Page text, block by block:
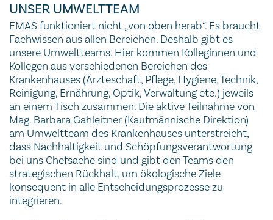
UNSER UMWELTTEAM
EMAS funktioniert nicht „von oben herab“. Es braucht
Fachwissen aus allen Bereichen. Deshalb gibt es
unsere Umweltteams. Hier kommen Kolleginnen und
Kollegen aus verschiedenen Bereichen des
Krankenhauses (Ärzteschaft, Pflege, Hygiene, Technik,
Reinigung, Ernährung, Optik, Verwaltung etc.) jeweils
an einem Tisch zusammen. Die aktive Teilnahme von
Mag. Barbara Gahleitner (Kaufmännische Direktion)
am Umweltteam des Krankenhauses unterstreicht,
dass Nachhaltigkeit und Schöpfungsverantwortung
bei uns Chefsache sind und gibt den Teams den
strategischen Rückhalt, um ökologische Ziele
konsequent in alle Entscheidungsprozesse zu
integrieren.